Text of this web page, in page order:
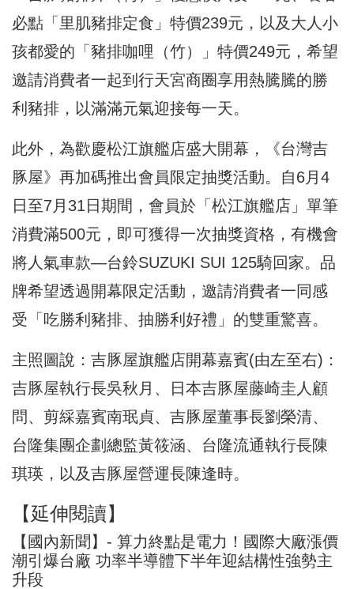
必點「里肌豬排定食」特價239元，以及大人小
孩都愛的「豬排咖哩（竹）」特價249元，希望
邀請消費者一起到行天宮商圈享用熱騰騰的勝
利豬排，以滿滿元氣迎接每一天。
此外，為歡慶松江旗艦店盛大開幕，《台灣吉
豚屋》再加碼推出會員限定抽獎活動。自6月4
日至7月31日期間，會員於「松江旗艦店」單筆
消費滿500元，即可獲得一次抽獎資格，有機會
將人氣車款—台鈴SUZUKI SUI 125騎回家。品
牌希望透過開幕限定活動，邀請消費者一同感
受「吃勝利豬排、抽勝利好禮」的雙重驚喜。
主照圖說：吉豚屋旗艦店開幕嘉賓(由左至右)：
吉豚屋執行長吳秋月、日本吉豚屋藤崎圭人顧
問、剪綵嘉賓南珉貞、吉豚屋董事長劉榮清、
台隆集團企劃總監黃筱涵、台隆流通執行長陳
琪瑛，以及吉豚屋營運長陳逢時。
【延伸閱讀】
【國內新聞】- 算力終點是電力！國際大廠漲價
潮引爆台廠 功率半導體下半年迎結構性強勢主
升段